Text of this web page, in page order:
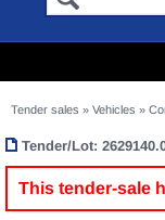
Tender sales » Vehicles »
Tender/Lot:
This tender-sale